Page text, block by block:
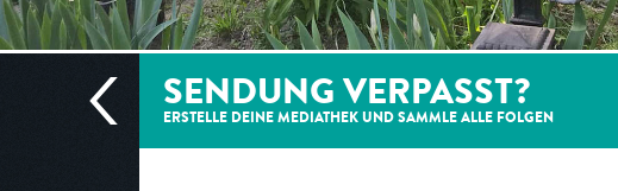
SENDUNG VERPASST?
ERSTELLE DEINE MEDIATHEK UND SAMMLE ALLE FOLGEN